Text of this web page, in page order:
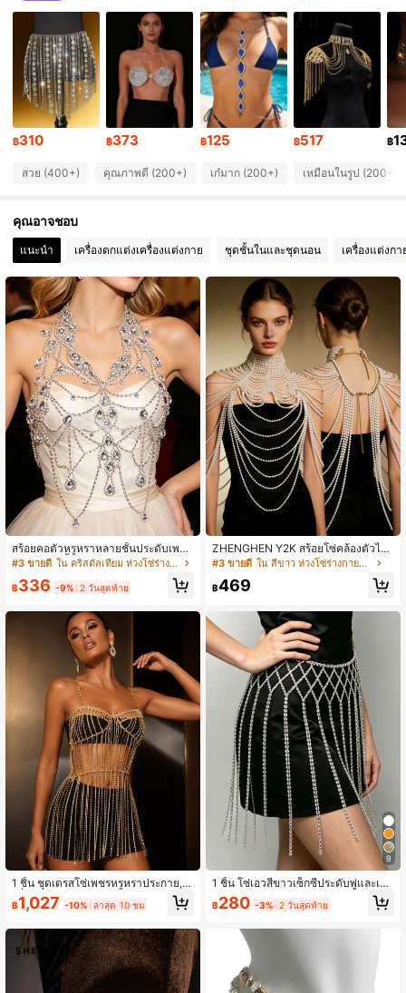
8.9K ผู้ติดตาม
8.9K ผู้ติดตาม
4.85 8.9K ผู้ติดตาม
8.9K ผู้ติดตาม
4.85 8.9K ผู้ติดตาม
4.85 8.9K ผู้ติดตาม
4.85 8.9K ผู้ติดตาม
฿310 ฿373 ฿125 ฿517 ฿
สวย (400+) คุณภาพดี (200+) เก๋มาก (200+) เหมือนในรูป (200+)
คุณอาจชอบ
แนะนำ เครื่องตกแต่งเครื่องแต่งกาย ชุดชั้นในและชุดนอน เครื่องแต่งก
สร้อยคอตัวหรูหราหลายชั้นประดับเพชร
เทียมพร้อมจี้คริสตัล, สร้อยคอหน้าอกแ
#3 ขายดี ใน คริสตัลเทียม ห่วงโซ่ร่างกายผู้หญิง
฿336 -9% 2 วันสุดท้าย
1 ชิ้น ชุดเดรสโซ่เพชรหรูหราประกาย, เ
ครื่องประดับโซ่ร่างกายสำหรับชุดเจ้าส
าวงานแต่งงาน งานเลี้ยง, เครื่องประดับ
฿1,027 -10% ล่าสุด 10 ชม
ZHENGHEN Y2K สร้อยโซ่คล้องตัวไข่
มุกหรูหรา - สร้อยคอไข่มุกระยิบระยับ
สำหรับปาร์ตี้ไนท์คลับงานแต่งงาน
#3 ขายดี ใน สีขาว ห่วงโซ่ร่างกายผู้หญิง
฿469
9
1 ชิ้น โซ่เอวสีขาวเซ็กซี่ประดับพู่และเพ
ชรพลอยประกายระยิบระยับ เครื่องประดั
บสนุกสนานสำหรับไนท์คลับและการแส
฿280 -3% 2 วันสุดท้าย